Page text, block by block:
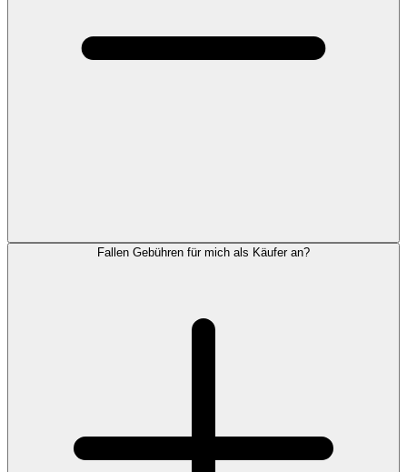
Fallen Gebühren für mich als Käufer an?